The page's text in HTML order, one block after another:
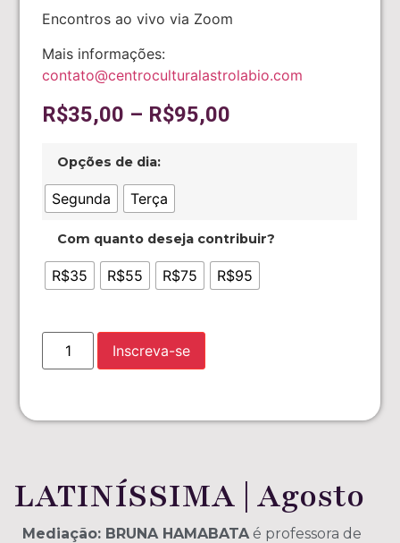
Encontros ao vivo via Zoom
Mais informações:
contato@centroculturalastrolabio.com
R$35,00 – R$95,00
Opções de dia:
Segunda Terça
Com quanto deseja contribuir?
R$35 R$55 R$75 R$95
Inscreva-se
LATINÍSSIMA | Agosto
Mediação: BRUNA HAMABATA é professora de